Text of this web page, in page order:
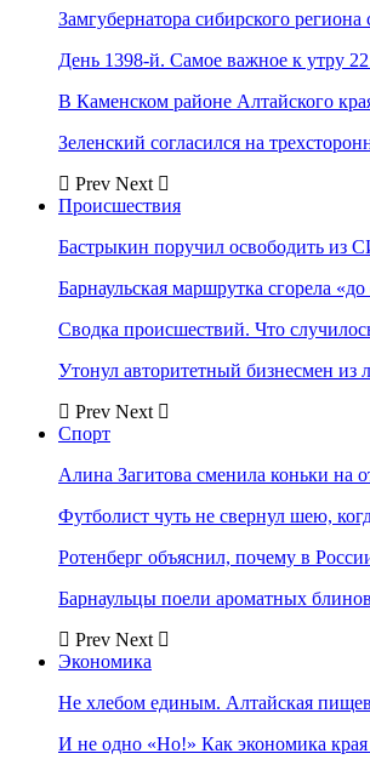
Замгубернатора сибирского
День 1398-й. Самое важное к утру 22
В Каменском районе Алтайского
Зеленский согласился на
Prev Next
Происшествия
Бастрыкин поручил освободить из
Барнаульская маршрутка сгорела
Сводка происшествий. Что
Утонул авторитетный бизнесмен из
Prev Next
Спорт
Алина Загитова сменила коньки на
Футболист чуть не свернул шею,
Ротенберг объяснил, почему в
Барнаульцы поели ароматных
Prev Next
Экономика
Не хлебом единым. Алтайская
И не одно «Но!» Как экономика